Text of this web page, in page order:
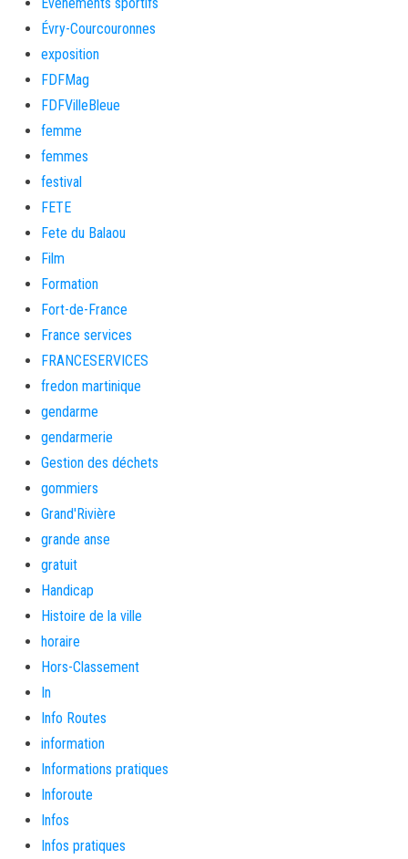
Évry-Courcouronnes
exposition
FDFMag
FDFVilleBleue
femme
femmes
festival
FETE
Fete du Balaou
Film
Formation
Fort-de-France
France services
FRANCESERVICES
fredon martinique
gendarme
gendarmerie
Gestion des déchets
gommiers
Grand'Rivière
grande anse
gratuit
Handicap
Histoire de la ville
horaire
Hors-Classement
In
Info Routes
information
Informations pratiques
Inforoute
Infos
Infos pratiques